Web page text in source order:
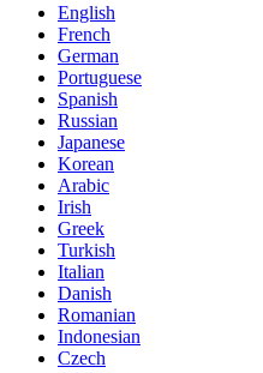
English
French
German
Portuguese
Spanish
Russian
Japanese
Korean
Arabic
Irish
Greek
Turkish
Italian
Danish
Romanian
Indonesian
Czech